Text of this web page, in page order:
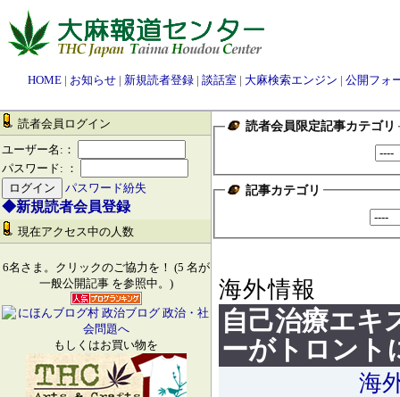
HOME | お知らせ | 新規読者登録 | 談話室 | 大麻検索エンジン | 公開フォ
読者会員ログイン
ユーザー名:：
パスワード: ：
パスワード紛失
◆新規読者会員登録
現在アクセス中の人数
6名さま。クリックのご協力を！ (5 名が
一般公開記事 を参照中。)
もしくはお買い物を
読者会員限定記事カテゴリ
記事カテゴリ
海外情報
自己治療エキ
ーがトロント
海